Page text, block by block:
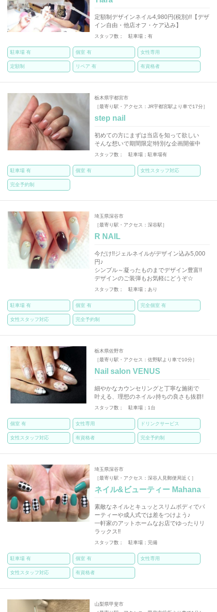
定額制デザインネイル4,980円(税別)!!【デザ
イン自由・他店オフ・ケア込み】
スタッフ数； 駐車場；有
駐車場 有 個室 有 女性専用
定額制 リペア 有 有資格者
栃木県宇都宮市
［最寄り駅・アクセス：JR宇都宮駅より車で17分］
step nail
初めての方にまずは当店を知って欲しい
そんな想いで期間限定!特別な企画開催中
スタッフ数； 駐車場；駐車場有
駐車場 有 個室 有 女性スタッフ対応
完全予約制
埼玉県深谷市
［最寄り駅・アクセス：深谷駅］
R NAIL
今だけ!!ジェルネイルがデザイン込み5,000
円♪
シンプル～凝ったものまでデザイン豊富!!
デザインのご装弾もお気軽にどうぞ☆
スタッフ数； 駐車場；あり
駐車場 有 個室 有 完全個室 有
女性スタッフ対応 完全予約制
栃木県佐野市
［最寄り駅・アクセス：佐野駅より車で10分］
Nail salon VENUS
細やかなカウンセリングと丁寧な施術で
叶える、理想のネイル♪持ちの良さも抜群!
スタッフ数； 駐車場；1台
個室 有 女性専用 ドリンクサービス
女性スタッフ対応 有資格者 完全予約制
埼玉県深谷市
［最寄り駅・アクセス：深谷人見郵便局近く］
ネイル&ビューティー Mahana
素敵なネイルとキュッとスリムボディでパ
ーティーや成人式では差をつけよう♪
一軒家のアットホームなお店でゆったりリ
ラックス!!
スタッフ数； 駐車場；完備
駐車場 有 個室 有 女性専用
女性スタッフ対応 有資格者
山梨県甲斐市